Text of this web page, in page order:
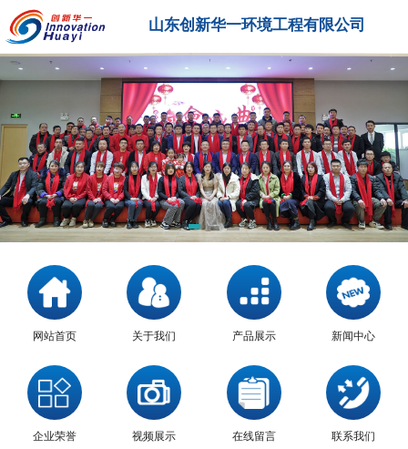
山东创新华一环境工程有限公司
网站首页 关于我们 产品展示 新闻中心
企业荣誉 视频展示 在线留言 联系我们